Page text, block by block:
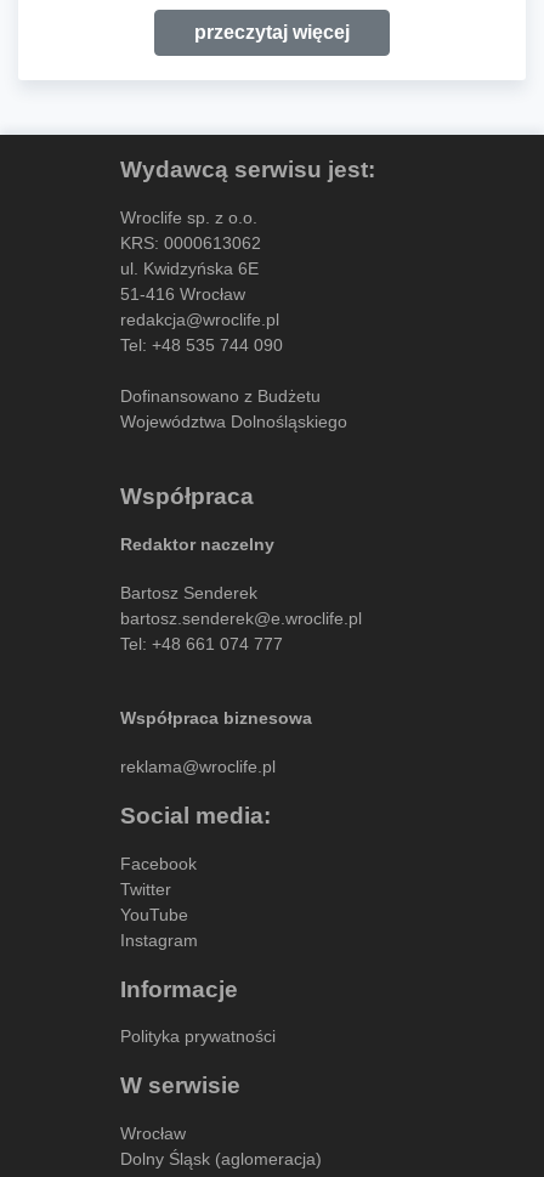
przeczytaj więcej
Wydawcą serwisu jest:
Wroclife sp. z o.o.
KRS: 0000613062
ul. Kwidzyńska 6E
51-416 Wrocław
redakcja@wroclife.pl
Tel: +48 535 744 090
Dofinansowano z Budżetu
Województwa Dolnośląskiego
Współpraca
Redaktor naczelny
Bartosz Senderek
bartosz.senderek@e.wroclife.pl
Tel: +48 661 074 777
Współpraca biznesowa
reklama@wroclife.pl
Social media:
Facebook
Twitter
YouTube
Instagram
Informacje
Polityka prywatności
W serwisie
Wrocław
Dolny Śląsk (aglomeracja)